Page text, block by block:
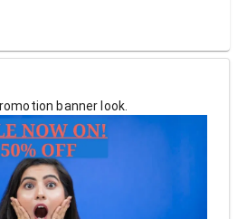
banner look.